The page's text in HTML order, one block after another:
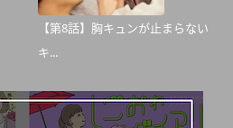
【第8話】胸キュンが止まらない
キ...